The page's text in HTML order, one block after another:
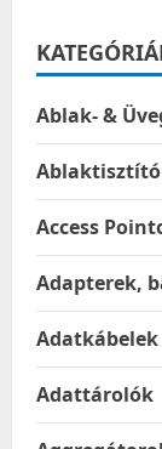
Ablak- &
Ablaktisztító
Access
Adapterek,
Adatkábelek
Adattárolók